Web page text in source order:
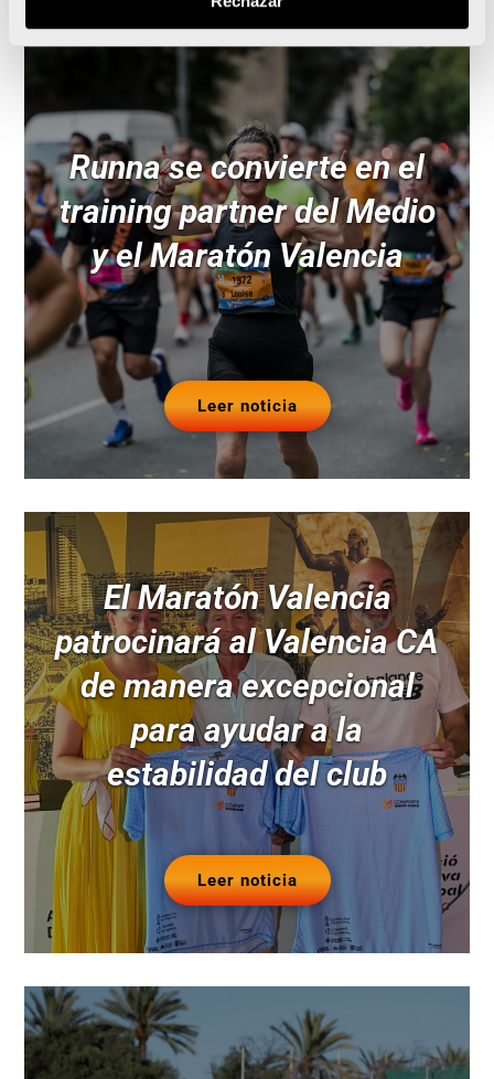
Runna se convierte en el
training partner del Medio
y el Maratón Valencia
Leer noticia
El Maratón Valencia
patrocinará al Valencia CA
de manera excepcional
para ayudar a la
estabilidad del club
Leer noticia